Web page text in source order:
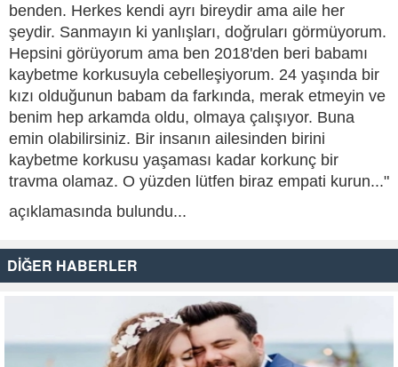
benden. Herkes kendi ayrı bireydir ama aile her
şeydir. Sanmayın ki yanlışları, doğruları görmüyorum.
Hepsini görüyorum ama ben 2018'den beri babamı
kaybetme korkusuyla cebelleşiyorum. 24 yaşında bir
kızı olduğunun babam da farkında, merak etmeyin ve
benim hep arkamda oldu, olmaya çalışıyor. Buna
emin olabilirsiniz. Bir insanın ailesinden birini
kaybetme korkusu yaşaması kadar korkunç bir
travma olamaz. O yüzden lütfen biraz empati kurun..."
açıklamasında bulundu...
DİĞER HABERLER